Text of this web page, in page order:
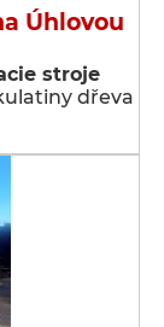
Úhlovou
stroje
dřeva